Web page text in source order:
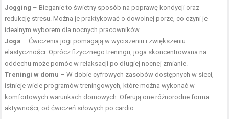
Jogging – Bieganie to świetny sposób na poprawę kondycji oraz
redukcję stresu. Można je praktykować o dowolnej porze, co czyni je
idealnym wyborem dla nocnych pracowników.
Joga – Ćwiczenia jogi pomagają w wyciszeniu i zwiększeniu
elastyczności. Oprócz fizycznego treningu, joga skoncentrowana na
oddechu może pomóc w relaksacji po długiej nocnej zmianie.
Treningi w domu – W dobie cyfrowych zasobów dostępnych w sieci,
istnieje wiele programów treningowych, które można wykonać w
komfortowych warunkach domowych. Oferują one różnorodne forma
aktywności, od ćwiczeń siłowych po cardio.